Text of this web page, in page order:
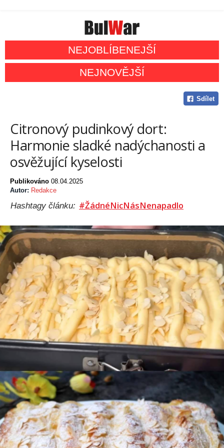
NEJOBLÍBENEJŠÍ
NEJNOVĚJŠÍ
Sdílet
Citronový pudinkový dort:
Harmonie sladké nadýchanosti a
osvěžující kyselosti
Publikováno 08.04.2025
Autor: Redakce
Hashtagy článku: #ŽádnéNicNásNenapadlo